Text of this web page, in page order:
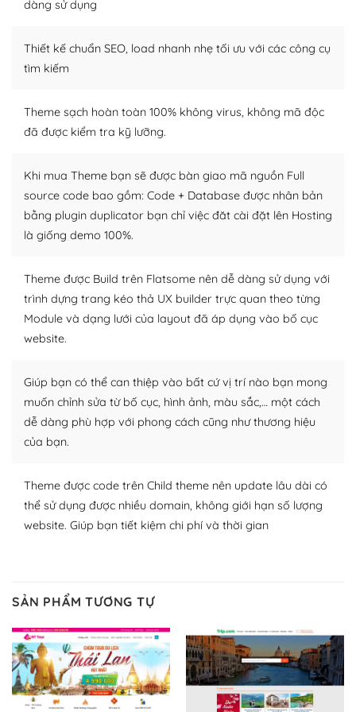
– Sở hữu một cộng đồng lớn, sẵn sàng hỗ trợ
người cuồng tín WordPress.
kiếm những cộng đồng WordPress, họ sẽ giúp bạn trả
lời, giải đáp vấn đề của bạn.
Cộng đồng sử dụng WordPress sẵn sàng hỗ trợ bạn
Plugin mở rộng là thành phần cài đặt thêm vào
WordPress để tăng thêm các tính năng cần thiết. Có
nhiều plugin trả phí hoặc miễn phí.
plugin của WordPress rất phong phú. Bạn có thể thỏa
thích chọn lựa plugin và themes phù hợp cho mục đích
lập website của mình.
WordPress đa dạng plugin và themes
– Dễ sử dụng
Với mọi Hosting bất kỳ thì WordPress đều có thể dễ
Và bạn có toàn quyền tự do khi quyết định nơi lưu trữ
trang web WordPress của bạn.
Dễ dàng lựa chọn Hosting cho website WordPress
– Bảo mật cực tốt
Vì WordPress hiện là nền tảng xây dựng trang web và
dàng sử dụng
Thiết kế chuẩn SEO, load nhanh nhẹ tối ưu với các công cụ
tìm kiếm
Theme sạch hoàn toàn 100% không virus, không mã độc
đã được kiểm tra kỹ lưỡng.
Khi mua Theme bạn sẽ được bàn giao mã nguồn Full
source code bao gồm: Code + Database được nhân bản
bằng plugin duplicator bạn chỉ việc đăt cài đặt lên Hosting
là giống demo 100%.
Theme được Build trên Flatsome nên dễ dàng sử dụng với
trình dựng trang kéo thả UX builder trực quan theo từng
Module và dạng lưới của layout đã áp dụng vào bố cục
website.
Giúp bạn có thể can thiệp vào bất cứ vị trí nào bạn mong
muốn chỉnh sửa từ bố cục, hình ảnh, màu sắc,… một cách
dễ dàng phù hợp với phong cách cũng như thương hiệu
của bạn.
Theme được code trên Child theme nên update lâu dài có
thể sử dụng được nhiều domain, không giới hạn số lượng
website. Giúp bạn tiết kiệm chi phí và thời gian
SẢN PHẨM TƯƠNG TỰ